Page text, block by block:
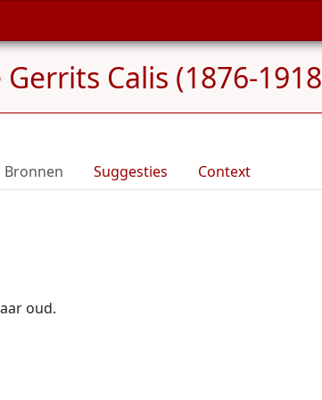
Gerrits Calis (1876-
Bronnen Suggesties Context
oud.